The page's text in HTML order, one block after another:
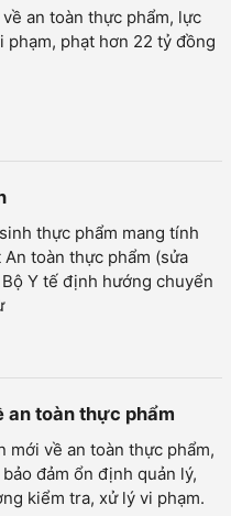
an toàn thực phẩm, lực
phạt hơn 22 tỷ đồng
thực phẩm mang tính
toàn thực phẩm (sửa
Y tế định hướng chuyển
an toàn thực phẩm
mới về an toàn thực phẩm,
đảm ổn định quản lý,
kiểm tra, xử lý vi phạm.